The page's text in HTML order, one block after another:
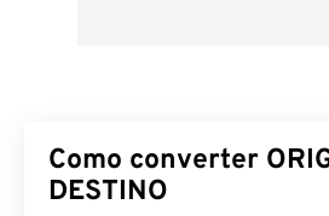
Como converter
DESTINO